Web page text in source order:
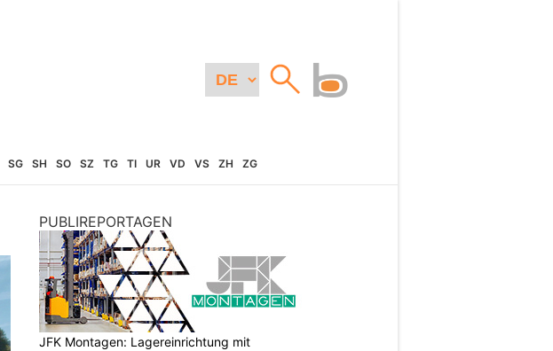
SG SH SO SZ TG TI UR VD VS ZH ZG
PUBLIREPORTAGEN
JFK Montagen: Lagereinrichtung mit